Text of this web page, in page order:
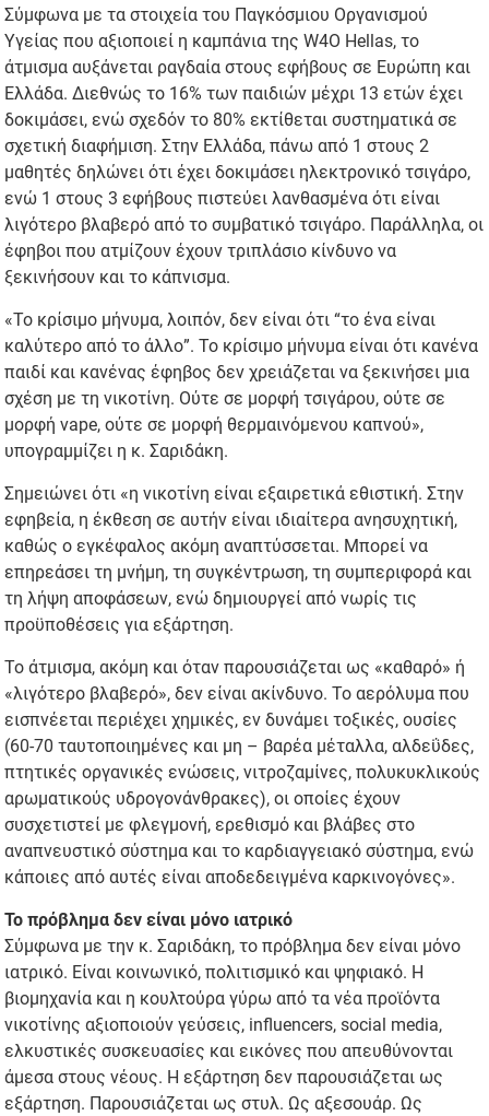
Σύμφωνα με τα στοιχεία του Παγκόσμιου Οργανισμού
Υγείας που αξιοποιεί η καμπάνια της W4O Hellas, το
άτμισμα αυξάνεται ραγδαία στους εφήβους σε Ευρώπη και
Ελλάδα. Διεθνώς το 16% των παιδιών μέχρι 13 ετών έχει
δοκιμάσει, ενώ σχεδόν το 80% εκτίθεται συστηματικά σε
σχετική διαφήμιση. Στην Ελλάδα, πάνω από 1 στους 2
μαθητές δηλώνει ότι έχει δοκιμάσει ηλεκτρονικό τσιγάρο,
ενώ 1 στους 3 εφήβους πιστεύει λανθασμένα ότι είναι
λιγότερο βλαβερό από το συμβατικό τσιγάρο. Παράλληλα, οι
έφηβοι που ατμίζουν έχουν τριπλάσιο κίνδυνο να
ξεκινήσουν και το κάπνισμα.
«Το κρίσιμο μήνυμα, λοιπόν, δεν είναι ότι “το ένα είναι
καλύτερο από το άλλο”. Το κρίσιμο μήνυμα είναι ότι κανένα
παιδί και κανένας έφηβος δεν χρειάζεται να ξεκινήσει μια
σχέση με τη νικοτίνη. Ούτε σε μορφή τσιγάρου, ούτε σε
μορφή vape, ούτε σε μορφή θερμαινόμενου καπνού»,
υπογραμμίζει η κ. Σαριδάκη.
Σημειώνει ότι «η νικοτίνη είναι εξαιρετικά εθιστική. Στην
εφηβεία, η έκθεση σε αυτήν είναι ιδιαίτερα ανησυχητική,
καθώς ο εγκέφαλος ακόμη αναπτύσσεται. Μπορεί να
επηρεάσει τη μνήμη, τη συγκέντρωση, τη συμπεριφορά και
τη λήψη αποφάσεων, ενώ δημιουργεί από νωρίς τις
προϋποθέσεις για εξάρτηση.
Το άτμισμα, ακόμη και όταν παρουσιάζεται ως «καθαρό» ή
«λιγότερο βλαβερό», δεν είναι ακίνδυνο. Το αερόλυμα που
εισπνέεται περιέχει χημικές, εν δυνάμει τοξικές, ουσίες
(60-70 ταυτοποιημένες και μη – βαρέα μέταλλα, αλδεΰδες,
πτητικές οργανικές ενώσεις, νιτροζαμίνες, πολυκυκλικούς
αρωματικούς υδρογονάνθρακες), οι οποίες έχουν
συσχετιστεί με φλεγμονή, ερεθισμό και βλάβες στο
αναπνευστικό σύστημα και το καρδιαγγειακό σύστημα, ενώ
κάποιες από αυτές είναι αποδεδειγμένα καρκινογόνες».
Το πρόβλημα δεν είναι μόνο ιατρικό
Σύμφωνα με την κ. Σαριδάκη, το πρόβλημα δεν είναι μόνο
ιατρικό. Είναι κοινωνικό, πολιτισμικό και ψηφιακό. Η
βιομηχανία και η κουλτούρα γύρω από τα νέα προϊόντα
νικοτίνης αξιοποιούν γεύσεις, influencers, social media,
ελκυστικές συσκευασίες και εικόνες που απευθύνονται
άμεσα στους νέους. Η εξάρτηση δεν παρουσιάζεται ως
εξάρτηση. Παρουσιάζεται ως στυλ. Ως αξεσουάρ. Ως